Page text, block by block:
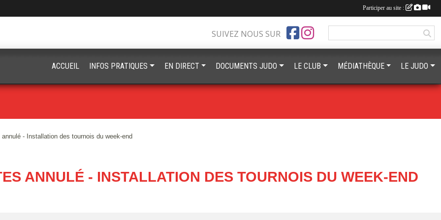
- Installation des tournois du week-end
ANNULÉ - INSTALLATION DES TOURNOIS DU WEEK-END
SUIVEZ NOUS SUR
ACCUEIL INFOS PRATIQUES EN DIRECT DOCUMENTS JUDO LE CLUB MÉDIATHÈQUE LE JUDO
Participer au site :